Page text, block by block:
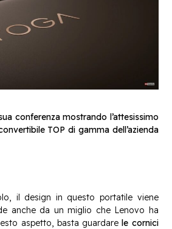
Bandi ISO 27001
le pagine consigliate.
conferenza mostrando l’attesissimo
TOP di gamma dell’azienda
il design in questo portatile viene
anche da un miglio che Lenovo ha
aspetto, basta guardare le cornici